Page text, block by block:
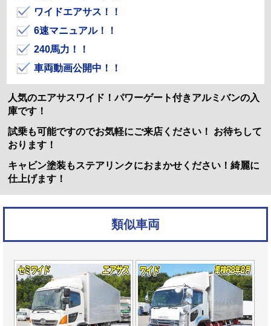
ワイドエアサス！！
6速マニュアル！！
240馬力！！
車両動画公開中！！
人気のエアサスワイド！パワーゲート付きアルミバンの入
庫です！
試乗も可能ですのでお気軽にご来店ください！ お待ちして
おります！
キャビン塗装もステアリンクにおまかせください！綺麗に
仕上げます！
類似車両